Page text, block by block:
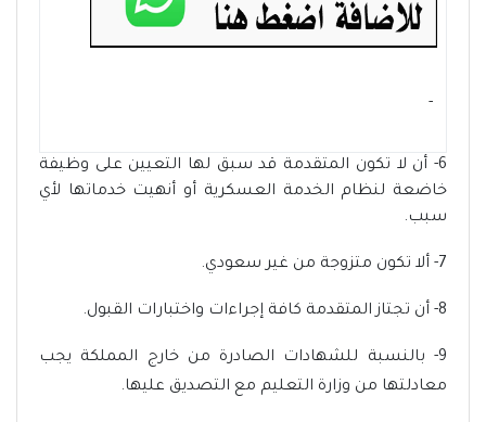
- ‏
6- أن لا تكون المتقدمة قد سبق لها التعيين على وظيفة
خاضعة لنظام الخدمة العسكرية أو أنهيت خدماتها لأي
سبب.
7- ألا تكون متزوجة من غير سعودي.
8- أن تجتاز المتقدمة كافة إجراءات واختبارات القبول.
9- بالنسبة للشهادات الصادرة من خارج المملكة يجب
معادلتها من وزارة التعليم مع التصديق عليها.